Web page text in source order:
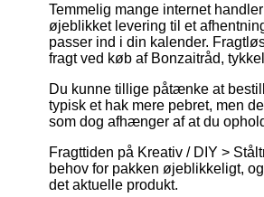
Temmelig mange internet
øjeblikket levering til et
passer ind i din kalender.
fragt ved køb af Bonzaitråd,
Du kunne tillige påtænke at
typisk et hak mere pebret, men
som dog afhænger af at du
Fragttiden på Kreativ / DIY >
behov for pakken øjeblikkeligt,
det aktuelle produkt.